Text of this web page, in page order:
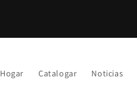
Hogar Catalogar Noticias